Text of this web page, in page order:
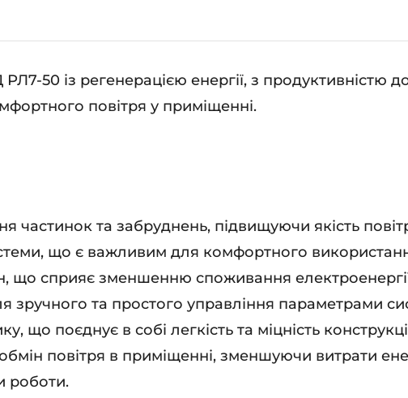
РЛ7-50 із регенерацією енергії, з
повітря у приміщенні.
частинок та забруднень, підвищуючи якість
що є важливим для комфортного
що сприяє зменшенню споживання електроенергії
зручного та простого управління параметрами
що поєднує в собі легкість та міцність
повітря в приміщенні, зменшуючи витрати
роботи.